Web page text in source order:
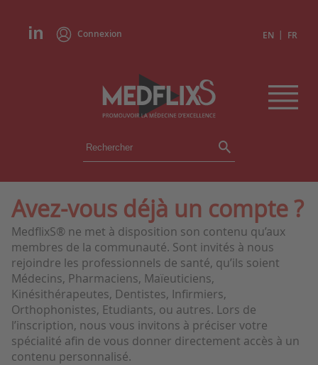
Connexion EN | FR
ÉVÉNEMENTS
INSTITUTIONS
ACADÉMIES
EXPERTS
REVUES DE PRESSE
CONGRÈS EN RÉSUMÉ
Avez-vous déjà un compte ?
MedflixS® ne met à disposition son contenu qu’aux
membres de la communauté. Sont invités à nous
rejoindre les professionnels de santé, qu’ils soient
Médecins, Pharmaciens, Maïeuticiens,
Kinésithérapeutes, Dentistes, Infirmiers,
Orthophonistes, Etudiants, ou autres. Lors de
l’inscription, nous vous invitons à préciser votre
spécialité afin de vous donner directement accès à un
contenu personnalisé.